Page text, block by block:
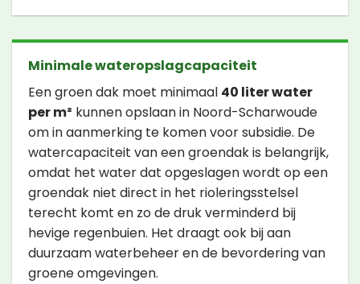
Minimale wateropslagcapaciteit
Een groen dak moet minimaal 40 liter water
per m² kunnen opslaan in Noord-Scharwoude
om in aanmerking te komen voor subsidie. De
watercapaciteit van een groendak is belangrijk,
omdat het water dat opgeslagen wordt op een
groendak niet direct in het rioleringsstelsel
terecht komt en zo de druk verminderd bij
hevige regenbuien. Het draagt ook bij aan
duurzaam waterbeheer en de bevordering van
groene omgevingen.